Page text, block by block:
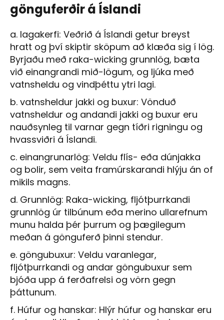
gönguferðir á Íslandi
a. lagakerfi: Veðrið á Íslandi getur breyst
hratt og því skiptir sköpum að klæða sig í lög.
Byrjaðu með raka-wicking grunnlög, bæta
við einangrandi mið-lögum, og ljúka með
vatnsheldu og vindþéttu ytri lagi.
b. vatnsheldur jakki og buxur: Vönduð
vatnsheldur og andandi jakki og buxur eru
nauðsynleg til varnar gegn tíðri rigningu og
hvassviðri á Íslandi.
c. einangrunarlög: Veldu flís- eða dúnjakka
og bolir, sem veita framúrskarandi hlýju án of
mikils magns.
d. Grunnlög: Raka-wicking, fljótþurrkandi
grunnlög úr tilbúnum eða merino ullarefnum
munu halda þér þurrum og þægilegum
meðan á gönguferð þinni stendur.
e. göngubuxur: Veldu varanlegar,
fljótþurrkandi og andar göngubuxur sem
bjóða upp á ferðafrelsi og vörn gegn
þáttunum.
f. Húfur og hanskar: Hlýr húfur og hanskar eru